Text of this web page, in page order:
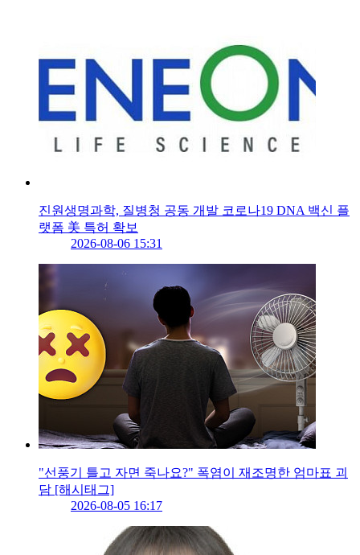
진원생명과학, 질병청 공동 개발 코로나19 DNA 백신 플
랫폼 美 특허 확보
2026-08-06 15:31
"선풍기 틀고 자면 죽나요?" 폭염이 재조명한 엄마표 괴
담 [해시태그]
2026-08-05 16:17